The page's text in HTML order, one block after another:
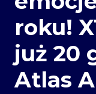
roku!
już 20
Atlas